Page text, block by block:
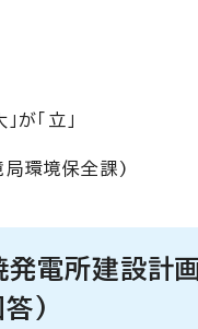
が「立」
環境保全課)
発電所建設計
答)